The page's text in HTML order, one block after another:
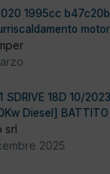
1995cc b47c20b
SDRIVE 18D 10/
Diesel] BATTITO
srl
2025